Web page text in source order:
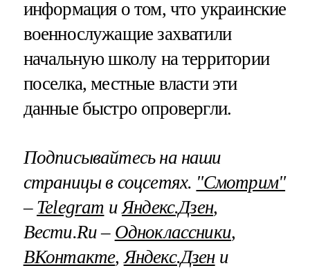
информация о том, что украинские
военнослужащие захватили
начальную школу на территории
поселка, местные власти эти
данные быстро опровергли.
Подписывайтесь на наши
страницы в соцсетях. "Смотрим"
– Telegram и Яндекс.Дзен,
Вести.Ru – Одноклассники,
ВКонтакте, Яндекс.Дзени